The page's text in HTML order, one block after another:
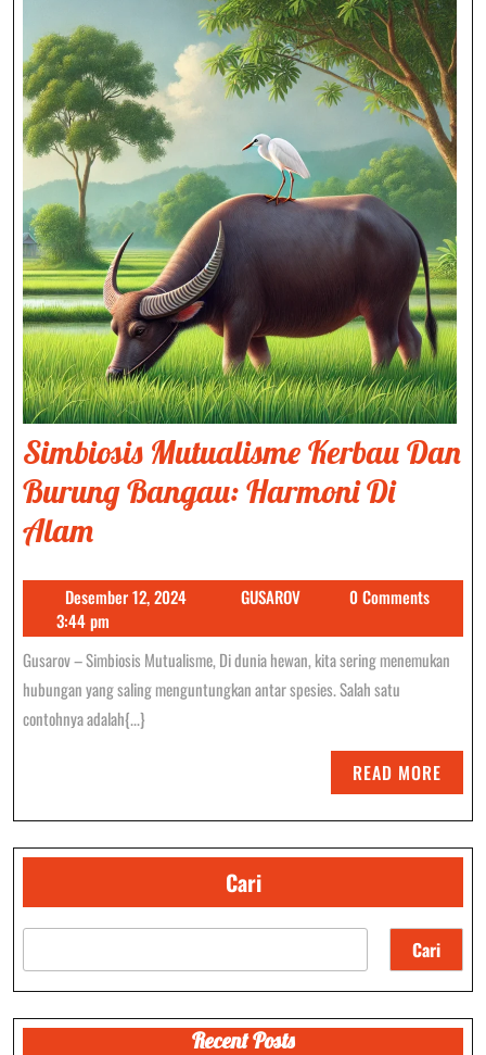
Simbiosis Mutualisme Kerbau Dan
Burung Bangau: Harmoni Di
AlamSimbiosis
Kerbau
Dan
Burung
Bangau:
Alam
Desember 12, 2024Desember
2024
GUSAROVGUSAROV0 Comments
3:44 pm
Gusarov – Simbiosis Mutualisme, Di dunia hewan, kita sering menemukan
hubungan yang saling menguntungkan antar spesies. Salah satu
contohnya adalah{...}
READ MORE
MORE
Cari
Cari
Recent Posts